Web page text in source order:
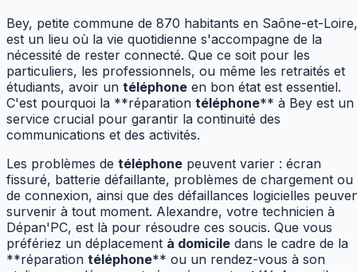
Bey, petite commune de 870 habitants en Saône-et-Loire,
est un lieu où la vie quotidienne s'accompagne de la
nécessité de rester connecté. Que ce soit pour les
particuliers, les professionnels, ou même les retraités et
étudiants, avoir un téléphone en bon état est essentiel.
C'est pourquoi la **réparation téléphone** à Bey est un
service crucial pour garantir la continuité des
communications et des activités.
Les problèmes de téléphone peuvent varier : écran
fissuré, batterie défaillante, problèmes de chargement ou
de connexion, ainsi que des défaillances logicielles
survenir à tout moment. Alexandre, votre technicien à
Dépan'PC, est là pour résoudre ces soucis. Que vous
préfériez un déplacement à domicile dans le cadre de la
**réparation téléphone** ou un rendez-vous à son